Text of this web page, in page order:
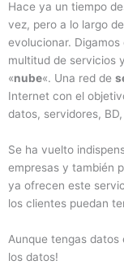
Hace ya un tiempo
vez, pero a lo largo
evolucionar.
multitud de servicios
«nube«. Una red de
Internet con el
datos, servidores,
Se ha vuelto
empresas y también
ya ofrecen este
los clientes puedan
Aunque tengas datos
los datos!